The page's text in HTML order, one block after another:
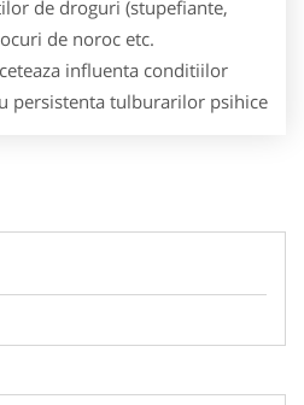
de droguri (stupefiante,
de noroc etc.
influenta conditiilor
persistenta tulburarilor psihice